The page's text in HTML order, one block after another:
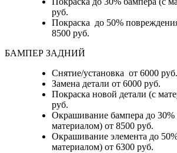
руб.
Покраска до 50%
8500 руб.
БАМПЕР ЗАДНИЙ
Снятие/установка от 6000 руб.
Замена детали от 6000 руб.
Покраска новой детали (с
руб.
Окрашивание бампера до 30%
материалом) от 8500 руб.
Окрашивание элемента до
материалом) от 6300 руб.